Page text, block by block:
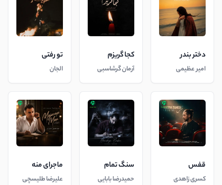
دختر بندر
امیر عظیمی
کجا گریزم
آرمان گرشاسبی
تو رفتی
الجان
قفس
کسری زاهدی
سنگ تمام
حمیدرضا بابایی
ماجرای منه
علیرضا طلیسچی